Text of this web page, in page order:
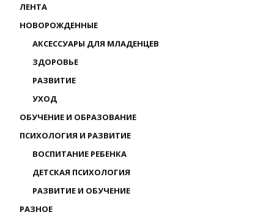
ЛЕНТА
НОВОРОЖДЕННЫЕ
АКСЕССУАРЫ ДЛЯ МЛАДЕНЦЕВ
ЗДОРОВЬЕ
РАЗВИТИЕ
УХОД
ОБУЧЕНИЕ И ОБРАЗОВАНИЕ
ПСИХОЛОГИЯ И РАЗВИТИЕ
ВОСПИТАНИЕ РЕБЕНКА
ДЕТСКАЯ ПСИХОЛОГИЯ
РАЗВИТИЕ И ОБУЧЕНИЕ
РАЗНОЕ